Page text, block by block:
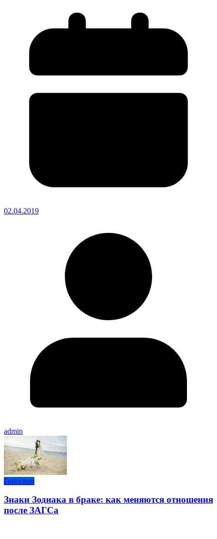
02.04.2019
admin
Гороскоп
Знаки Зодиака в браке: как меняются отношения
после ЗАГСа